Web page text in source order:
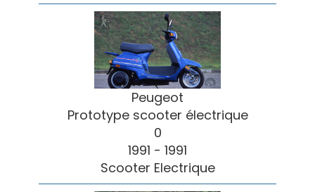
Peugeot
Prototype scooter électrique
0
1991 - 1991
Scooter Electrique